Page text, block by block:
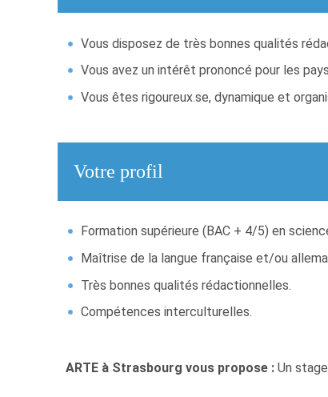
Vous disposez de très bonnes qualités
Vous avez un intérêt prononcé pour les
Vous êtes rigoureux.se, dynamique et
Votre profil
Formation supérieure (BAC + 4/5) en
Maîtrise de la langue française et/ou
Très bonnes qualités rédactionnelles.
Compétences interculturelles.
ARTE à Strasbourg vous propose : Un